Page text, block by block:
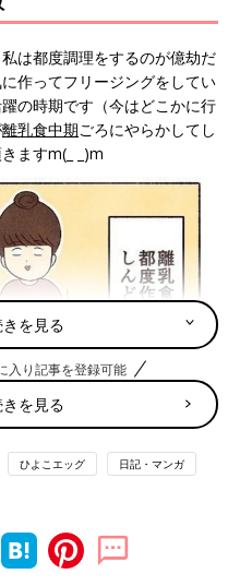
は都度調理をするのが億劫だ
作ってフリージングをしてい
の時期です（今はどこかに行
離乳食中期ごろにやらかしてし
ますm(_ _)m
を見る
入り記事を登録可能
を見る
ひよこエッグ 日記・マンガ